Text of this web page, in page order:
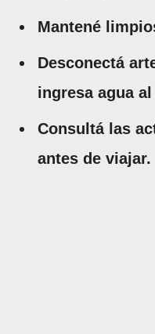
Mantené
Desconectá
ingresa agua
Consultá las
antes de viajar.